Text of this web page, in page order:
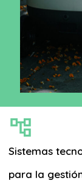
Sistemas
para la